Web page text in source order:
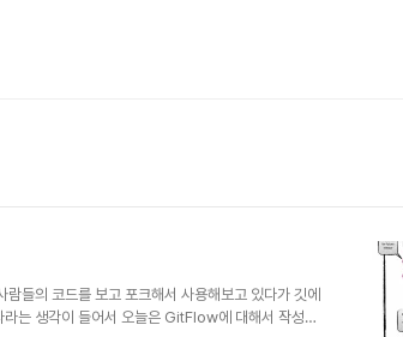
들의 코드를 보고 포크해서 사용해보고 있다가 깃에
라는 생각이 들어서 오늘은 GitFlow에 대해서 작성을